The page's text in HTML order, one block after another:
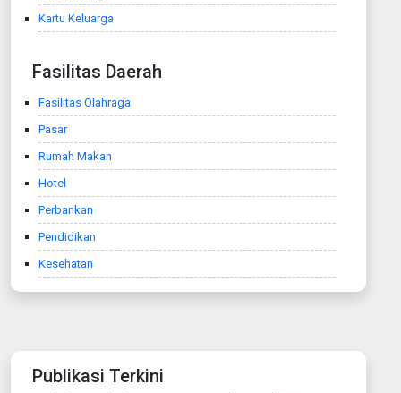
Kartu Keluarga
Fasilitas Daerah
Fasilitas Olahraga
Pasar
Rumah Makan
Hotel
Perbankan
Pendidikan
Kesehatan
Publikasi Terkini